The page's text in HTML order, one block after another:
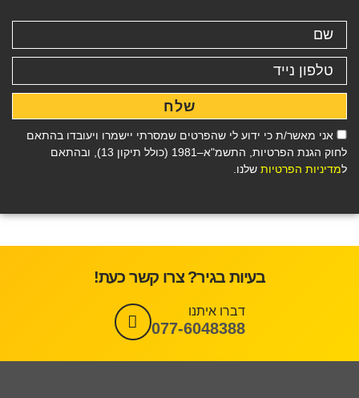
אני מאשר/ת כי ידוע לי שהפרטים שמסרתי יישמרו ויעובדו בהתאם
לחוק הגנת הפרטיות, התשמ"א–1981 (כולל תיקון 13), ובהתאם
למדיניות הפרטיות שלנו.
שלח
בעיות בגיר? צרו קשר כעת!
דברו איתנו
077-6048388